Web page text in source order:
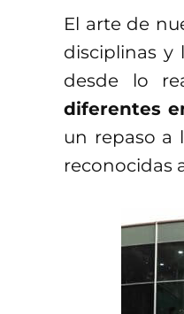
El arte de
disciplinas y
desde lo
diferentes
un repaso a
reconocidas